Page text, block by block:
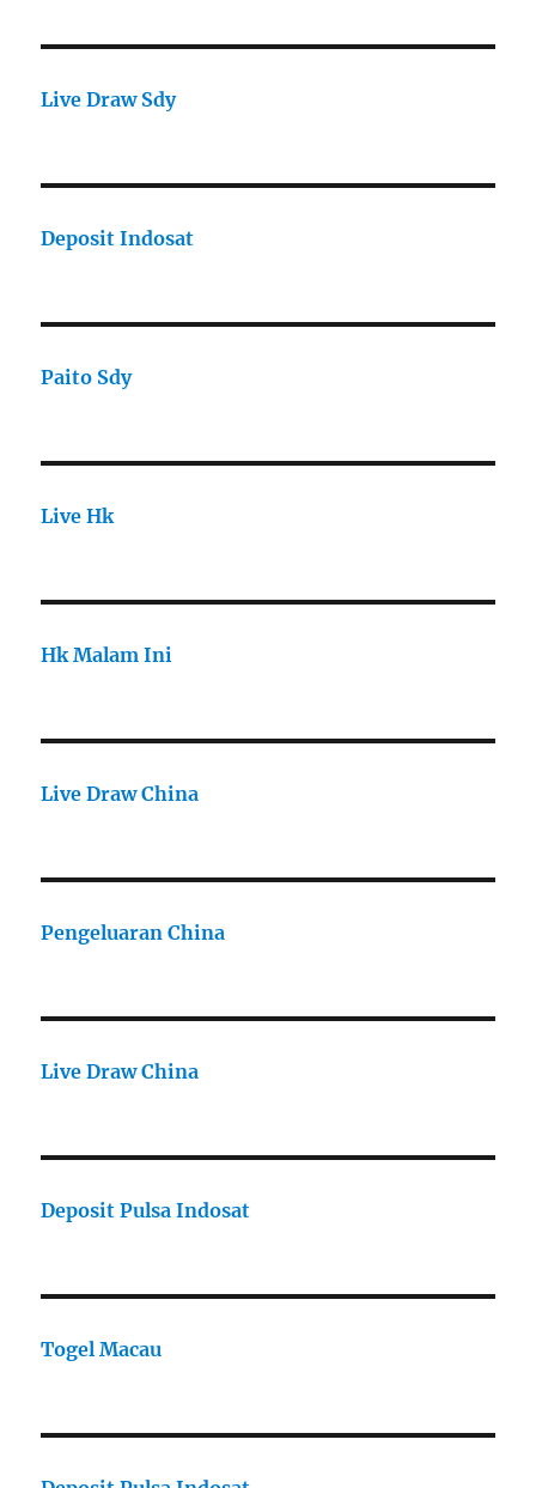
Live Draw Sdy
Deposit Indosat
Paito Sdy
Live Hk
Hk Malam Ini
Live Draw China
Pengeluaran China
Live Draw China
Deposit Pulsa Indosat
Togel Macau